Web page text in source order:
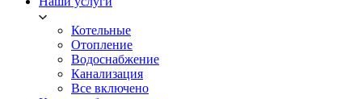
Котельные
Отопление
Водоснабжение
Канализация
Все включено